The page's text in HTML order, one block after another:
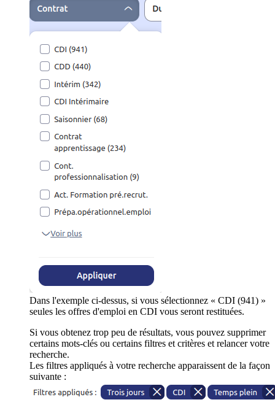
Dans l'exemple ci-dessus, si vous sélectionnez « CDI (941) »
seules les offres d'emploi en CDI vous seront restituées.
Si vous obtenez trop peu de résultats, vous pouvez supprimer
certains mots-clés ou certains filtres et critères et relancer votre
recherche.
Les filtres appliqués à votre recherche apparaissent de la façon
suivante :